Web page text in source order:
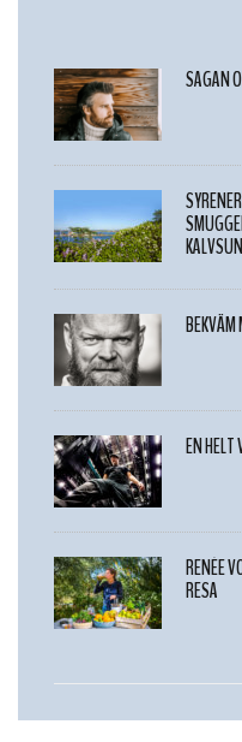
SAGAN
BEKVÄM
EN
RENÉE
RESA